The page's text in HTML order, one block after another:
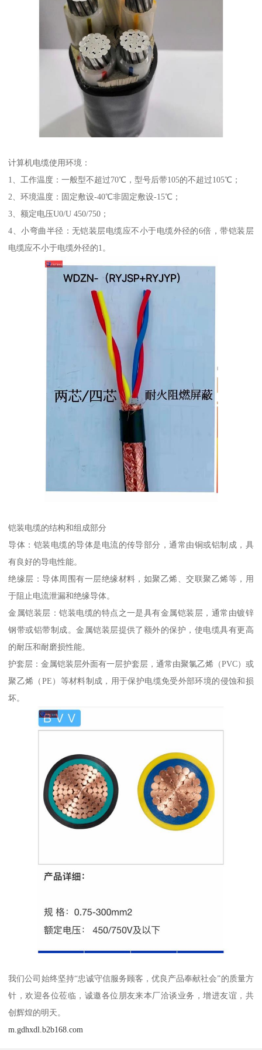
计算机电缆使用环境：
1、工作温度：一般型不超过70℃，型号后带105的不超过105℃；
2、环境温度：固定敷设-40℃非固定敷设-15℃；
3、额定电压U0/U 450/750；
4、小弯曲半径：无铠装层电缆应不小于电缆外径的6倍，带铠装层
电缆应不小于电缆外径的1。
铠装电缆的结构和组成部分
导体：铠装电缆的导体是电流的传导部分，通常由铜或铝制成，具
有良好的导电性能。
绝缘层：导体周围有一层绝缘材料，如聚乙烯、交联聚乙烯等，用
于阻止电流泄漏和绝缘导体。
金属铠装层：铠装电缆的特点之一是具有金属铠装层，通常由镀锌
钢带或铝带制成。金属铠装层提供了额外的保护，使电缆具有更高
的耐压和耐磨损性能。
护套层：金属铠装层外面有一层护套层，通常由聚氯乙烯（PVC）或
聚乙烯（PE）等材料制成，用于保护电缆免受外部环境的侵蚀和损
坏。
我们公司始终坚持“忠诚守信服务顾客，优良产品奉献社会”的质量方
针，欢迎各位莅临，诚邀各位朋友来本厂洽谈业务，增进友谊，共
创辉煌的明天。
m.gdhxdl.b2b168.com